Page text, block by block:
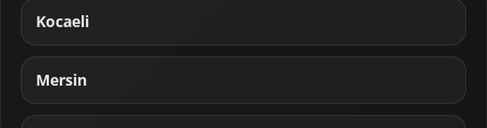
Kocaeli
Mersin